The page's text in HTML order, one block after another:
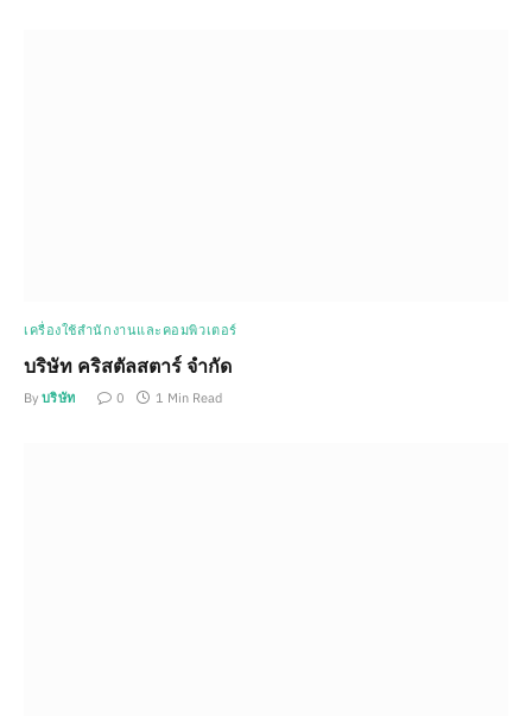
เครื่องใช้สำนักงานและคอมพิวเตอร์
บริษัท คริสตัลสตาร์ จำกัด
By บริษัท 0 1 Min Read